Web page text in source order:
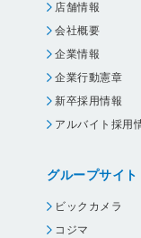
店舗情報
会社概要
企業情報
企業行動憲章
新卒採用情報
アルバイト採用
グループサイト
ビックカメラ
コジマ